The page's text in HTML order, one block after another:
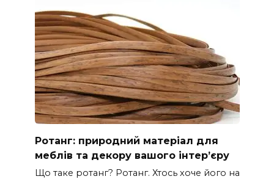
Ротанг: природний матеріал для
меблів та декору вашого інтер’єру
Що таке ротанг? Ротанг. Хтось хоче його на